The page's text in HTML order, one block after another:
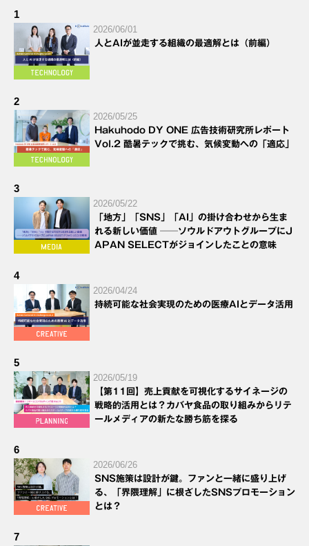
1
2026/06/01
人とAIが並走する組織の最適解とは（前編）
2
2026/05/25
Hakuhodo DY ONE 広告技術研究所レポート
Vol.2 酷暑テックで挑む、気候変動への「適応」
3
2026/05/22
「地方」「SNS」「AI」の掛け合わせから生ま
れる新しい価値 ──ソウルドアウトグループにJ
APAN SELECTがジョインしたことの意味
4
2026/04/24
持続可能な社会実現のための医療AIとデータ活用
5
2026/05/19
【第11回】売上貢献を可視化するサイネージの
戦略的活用とは？カバヤ食品の取り組みからリテ
ールメディアの新たな勝ち筋を探る
6
2026/06/26
SNS施策は設計が鍵。ファンと一緒に盛り上げ
る、「界隈理解」に根ざしたSNSプロモーション
とは？
7